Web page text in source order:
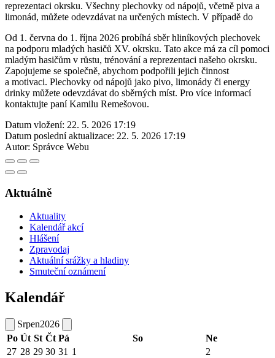
reprezentaci okrsku. Všechny plechovky od nápojů, včetně piva a
limonád, můžete odevzdávat na určených místech. V případě do
Od 1. června do 1. října 2026 probíhá sběr hliníkových plechovek
na podporu mladých hasičů XV. okrsku. Tato akce má za cíl pomoci
mladým hasičům v růstu, trénování a reprezentaci našeho okrsku.
Zapojujeme se společně, abychom podpořili jejich činnost
a motivaci. Plechovky od nápojů jako pivo, limonády či energy
drinky můžete odevzdávat do sběrných míst. Pro více informací
kontaktujte paní Kamilu Remešovou.
Datum vložení: 22. 5. 2026 17:19
Datum poslední aktualizace: 22. 5. 2026 17:19
Autor: Správce Webu
Aktuálně
Aktuality
Kalendář akcí
Hlášení
Zpravodaj
Aktuální srážky a hladiny
Smuteční oznámení
Kalendář
Srpen2026
Po Út St Čt Pá So
Ne
27 28 29 30 31 1
2